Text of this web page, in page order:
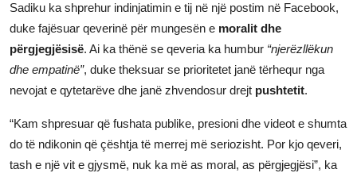
Sadiku ka shprehur indinjatimin e tij në një postim në Facebook,
duke fajësuar qeverinë për mungesën e moralit dhe
përgjegjësisë. Ai ka thënë se qeveria ka humbur “njerëzllëkun
dhe empatinë”, duke theksuar se prioritetet janë tërhequr nga
nevojat e qytetarëve dhe janë zhvendosur drejt pushtetit.
“Kam shpresuar që fushata publike, presioni dhe videot e shumta
do të ndikonin që çështja të merrej më seriozisht. Por kjo qeveri,
tash e një vit e gjysmë, nuk ka më as moral, as përgjegjësi”, ka